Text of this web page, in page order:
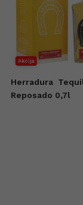
Akcija
Herradura
Reposado 0,7l